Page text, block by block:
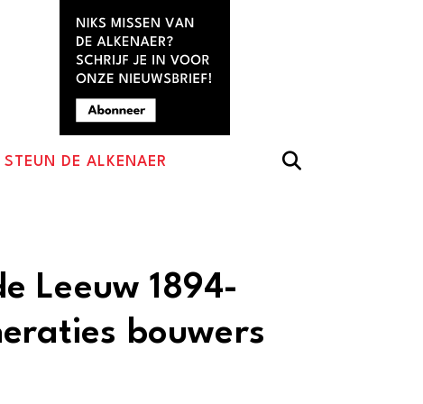
STEUN DE ALKENAER
Leeuw 1894-
bouwers